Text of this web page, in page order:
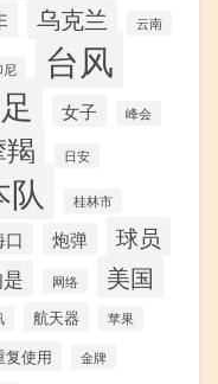
乌克兰 云南
尼 台风
女子 峰会
羯 日安
队 桂林市
口 炮弹 球员
网络 美国
航天器 苹果
复使用 金牌